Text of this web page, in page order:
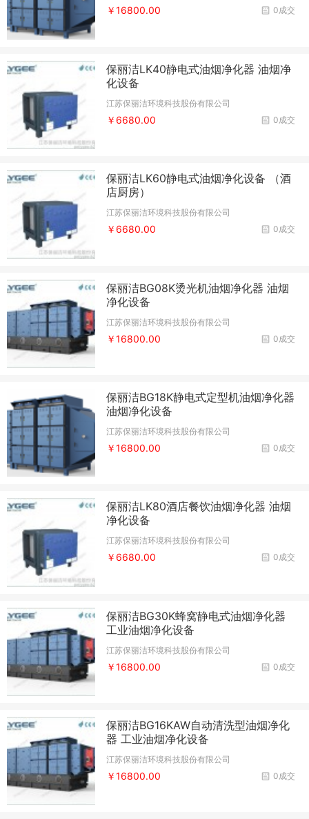
0成交
￥16800.00
保丽洁LK40静电式油烟净化器 油烟净
化设备
江苏保丽洁环境科技股份有限公司
0成交
￥6680.00
保丽洁LK60静电式油烟净化设备 （酒
店厨房）
江苏保丽洁环境科技股份有限公司
0成交
￥6680.00
保丽洁BG08K烫光机油烟净化器 油烟
净化设备
江苏保丽洁环境科技股份有限公司
0成交
￥16800.00
保丽洁BG18K静电式定型机油烟净化器
油烟净化设备
江苏保丽洁环境科技股份有限公司
0成交
￥16800.00
保丽洁LK80酒店餐饮油烟净化器 油烟
净化设备
江苏保丽洁环境科技股份有限公司
0成交
￥6680.00
保丽洁BG30K蜂窝静电式油烟净化器
工业油烟净化设备
江苏保丽洁环境科技股份有限公司
0成交
￥16800.00
保丽洁BG16KAW自动清洗型油烟净化
器 工业油烟净化设备
江苏保丽洁环境科技股份有限公司
0成交
￥16800.00